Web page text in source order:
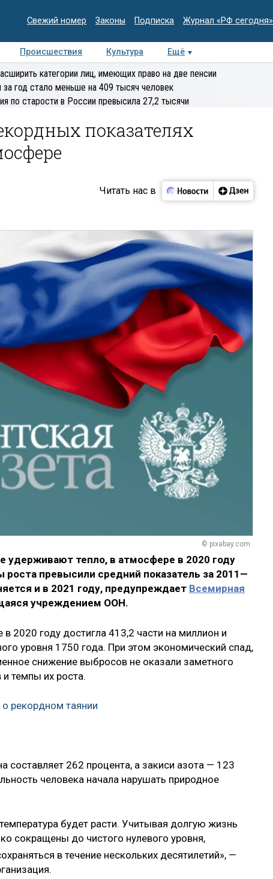
Свежий номер Законы Подписка Журнал «РФ сегодня»
Происшествия Культура Ещё
Интервью Колумнисты
Деловая
категории лиц, имеющих право на две пенсии
год стало меньше на 409 тысяч человек
по старости в России превысила 27,2 тысячи
показателях
Читать нас в
© pixabay.com
удерживают тепло, в атмосфере в 2020 году
превысили средний показатель за 2011—
и в 2021 году, предупреждает Всемирная
учреждением ООН.
2020 году достигла 413,2 части на миллион и
уровня 1750 года. При этом экономический спад,
снижение выбросов не оказали заметного
темпы их роста.
рекордном таянии
составляет 262 процента, а закиси азота — 123
человека начала нарушать природное
будет расти. Учитывая долгую жизнь
сокращены до чистого нулевого уровня,
в течение нескольких десятилетий», —